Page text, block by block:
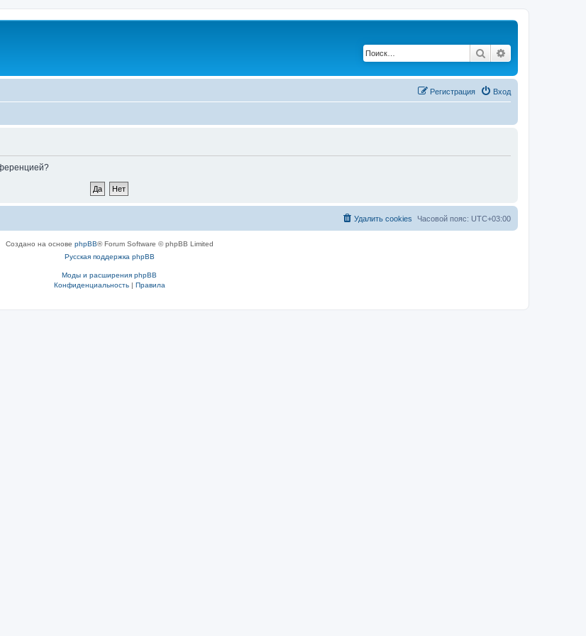
Поиск
Вход
Регистрация
Часовой пояс: UTC+03:00
Удалить cookies
Создано на основе phpBB® Forum Software © phpBB Limited
Русская поддержка phpBB
Моды и расширения phpBB
Конфиденциальность| Правила